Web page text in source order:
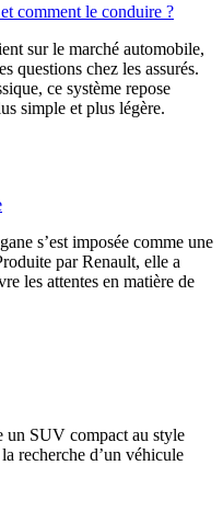
comment le conduire ?
sur le marché automobile,
questions chez les assurés.
ce système repose
simple et plus légère.
s’est imposée comme une
par Renault, elle a
les attentes en matière de
un SUV compact au style
recherche d’un véhicule